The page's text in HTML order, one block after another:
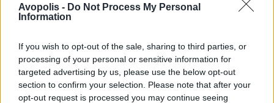
Avopolis - Do Not Process My Personal
Information
If you wish to opt-out of the sale, sharing to third parties, or
processing of your personal or sensitive information for
targeted advertising by us, please use the below opt-out
section to confirm your selection. Please note that after your
opt-out request is processed you may continue seeing